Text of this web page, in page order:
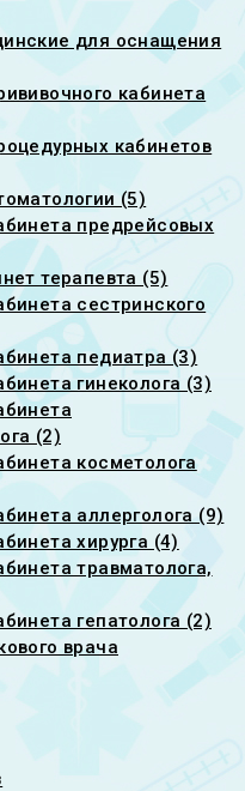
для оснащения
кабинета
кабинетов
(5)
предрейсовых
терапевта (5)
сестринского
педиатра (3)
гинеколога (3)
(2)
косметолога
аллерголога (9)
хирурга (4)
травматолога,
гепатолога (2)
врача